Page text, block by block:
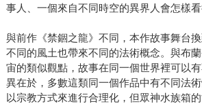
事人、一個來自不同時空的異界人會怎樣
與前作《禁錮之龍》不同，本作故事舞台
不同的風土也帶來不同的法術概念。與布
宙的類似觀點，故事在同一個世界裡可以
異在於，多數這類同一個作品中有不同法
以宗教方式來進行合理化，但眾神水族箱